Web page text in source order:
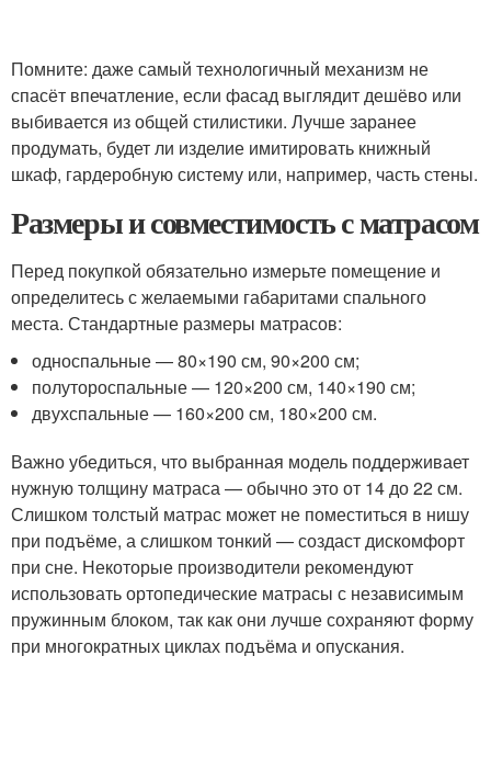
Помните: даже самый технологичный механизм не
спасёт впечатление, если фасад выглядит дешёво или
выбивается из общей стилистики. Лучше заранее
продумать, будет ли изделие имитировать книжный
шкаф, гардеробную систему или, например, часть стены.
Размеры и совместимость с матрасом
Перед покупкой обязательно измерьте помещение и
определитесь с желаемыми габаритами спального
места. Стандартные размеры матрасов:
односпальные — 80×190 см, 90×200 см;
полутороспальные — 120×200 см, 140×190 см;
двухспальные — 160×200 см, 180×200 см.
Важно убедиться, что выбранная модель поддерживает
нужную толщину матраса — обычно это от 14 до 22 см.
Слишком толстый матрас может не поместиться в нишу
при подъёме, а слишком тонкий — создаст дискомфорт
при сне. Некоторые производители рекомендуют
использовать ортопедические матрасы с независимым
пружинным блоком, так как они лучше сохраняют форму
при многократных циклах подъёма и опускания.